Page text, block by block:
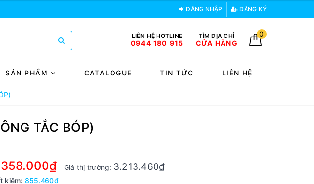
ĐĂNG NHẬP ĐĂNG KÝ
LIÊN HỆ HOTLINE
0944 180 915
TÌM ĐỊA CHỈ
CỬA HÀNG
0
SẢN PHẨM CATALOGUE TIN TỨC LIÊN HỆ
TẮC BÓP)
Giá thị trường:3.213.460₫
kiệm: 855.460₫